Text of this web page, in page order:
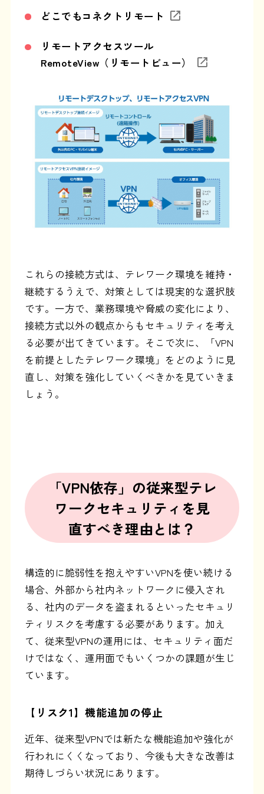
どこでもコネクトリモート
リモートアクセスツール
RemoteView（リモートビュー）
これらの接続方式は、テレワーク環境を維持・
継続するうえで、対策としては現実的な選択肢
です。一方で、業務環境や脅威の変化により、
接続方式以外の観点からもセキュリティを考え
る必要が出てきています。そこで次に、「VPN
を前提としたテレワーク環境」をどのように見
直し、対策を強化していくべきかを見ていきま
しょう。
「VPN依存」の従来型テレ
ワークセキュリティを見
直すべき理由とは？
構造的に脆弱性を抱えやすいVPNを使い続ける
場合、外部から社内ネットワークに侵入され
る、社内のデータを盗まれるといったセキュリ
ティリスクを考慮する必要があります。加え
て、従来型VPNの運用には、セキュリティ面だ
けではなく、運用面でもいくつかの課題が生じ
ています。
【リスク1】機能追加の停止
近年、従来型VPNでは新たな機能追加や強化が
行われにくくなっており、今後も大きな改善は
期待しづらい状況にあります。